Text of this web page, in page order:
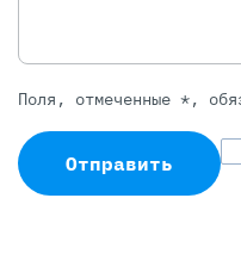
Поля, отмеченные *,
Отправить